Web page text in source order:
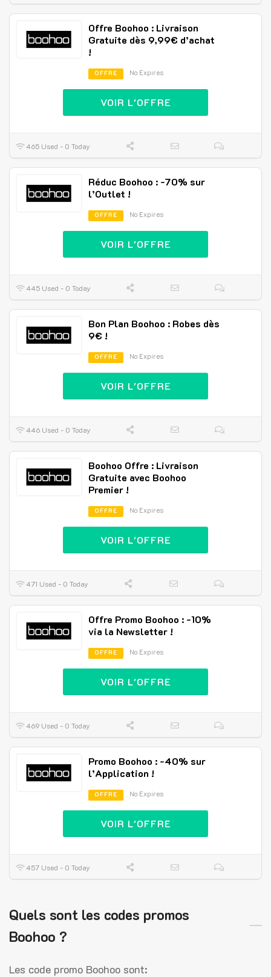
Offre Boohoo : Livraison
Gratuite dès 9,99€ d’achat
!
OFFRE No Expires
VOIR L'OFFRE
465 Used - 0 Today
Réduc Boohoo : -70% sur
l’Outlet !
OFFRE No Expires
VOIR L'OFFRE
445 Used - 0 Today
Bon Plan Boohoo : Robes dès
9€ !
OFFRE No Expires
VOIR L'OFFRE
446 Used - 0 Today
Boohoo Offre : Livraison
Gratuite avec Boohoo
Premier !
OFFRE No Expires
VOIR L'OFFRE
471 Used - 0 Today
Offre Promo Boohoo : -10%
via la Newsletter !
OFFRE No Expires
VOIR L'OFFRE
469 Used - 0 Today
Promo Boohoo : -40% sur
l’Application !
OFFRE No Expires
VOIR L'OFFRE
457 Used - 0 Today
Quels sont les codes promos
Boohoo ?
Les code promo Boohoo sont: